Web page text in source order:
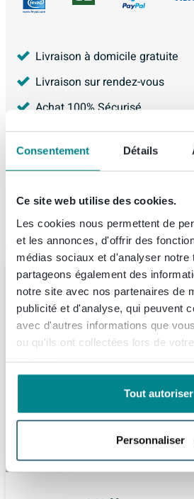
Consentement Détails
Ce site web utilise des cookies.
Les cookies nous permettent de
et les annonces, d'offrir des
médias sociaux et d'analyser notre
partageons également des
notre site avec nos partenaires de
publicité et d'analyse, qui peuvent
avec d'autres informations que
ou qu'ils ont collectées lors de
services.
Tout autoriser
Personnaliser
Livraison à domicile gratuite
Livraison sur rendez-vous
Achat 100% Sécurisé
Garantie de 5 ans
Garantie Meilleur Prix
Articles similaires
INK P2O Meuble
120x45x37.6cm - 1
façade droite à poser
Livraison:1 - 2 semaines
1.094,
Saniclass Holz Base
- chêne
Livraison:1 - 2 semaines